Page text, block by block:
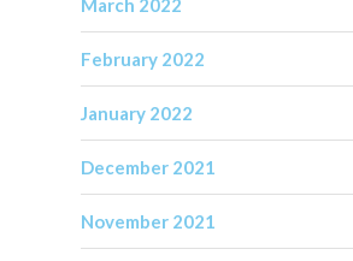
March 2022
February 2022
January 2022
December 2021
November 2021